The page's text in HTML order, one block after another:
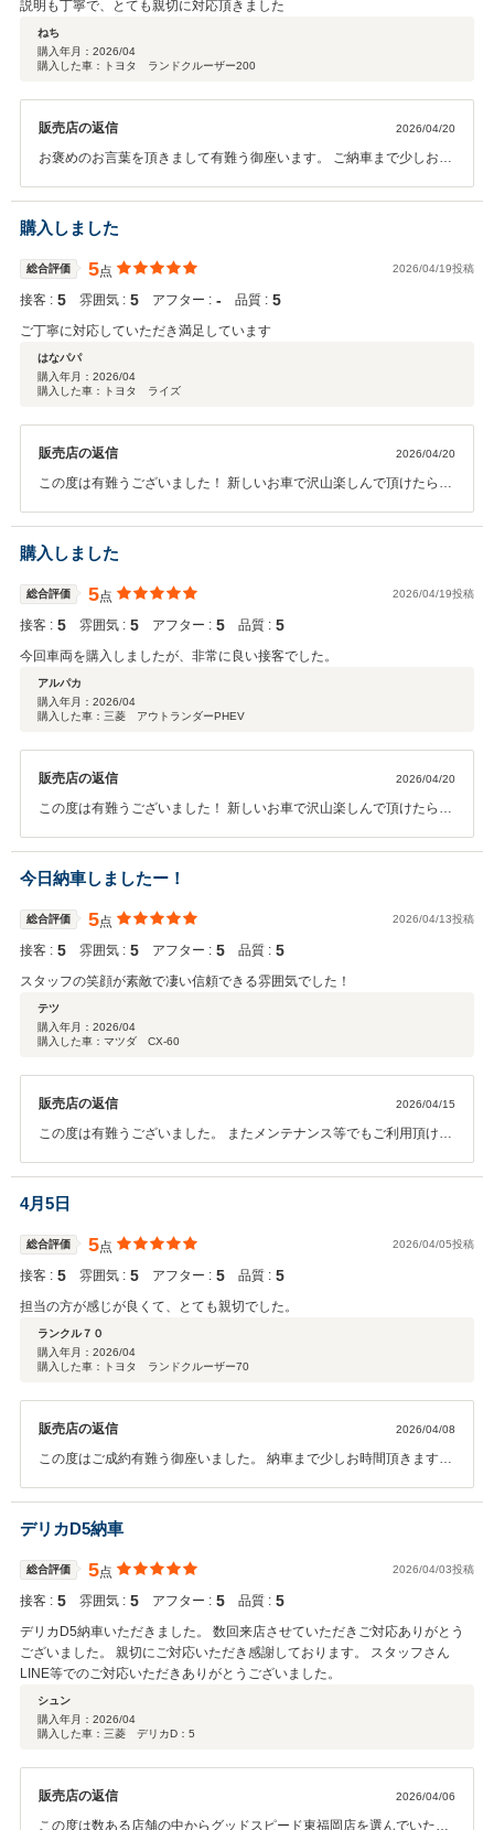
説明も丁寧で、とても親切に対応頂きました
ねち
購入年月： 2026/04
購入した車：トヨタ ランドクルーザー200
販売店の返信 2026/04/20
お褒めのお言葉を頂きまして有難う御座います。 ご納車まで少しお時
購入しました
総合評価 5点 2026/04/19投稿
接客 : 5 雰囲気 : 5 アフター : ‐ 品質 : 5
ご丁寧に対応していただき満足しています
はなパパ
購入年月： 2026/04
購入した車：トヨタ ライズ
販売店の返信 2026/04/20
この度は有難うございました！ 新しいお車で沢山楽しんで頂けたらと
購入しました
総合評価 5点 2026/04/19投稿
接客 : 5 雰囲気 : 5 アフター : 5 品質 : 5
今回車両を購入しましたが、非常に良い接客でした。
アルパカ
購入年月： 2026/04
購入した車：三菱 アウトランダーPHEV
販売店の返信 2026/04/20
この度は有難うございました！ 新しいお車で沢山楽しんで頂けたらと
今日納車しましたー！
総合評価 5点 2026/04/13投稿
接客 : 5 雰囲気 : 5 アフター : 5 品質 : 5
スタッフの笑顔が素敵で凄い信頼できる雰囲気でした！
テツ
購入年月： 2026/04
購入した車：マツダ CX-60
販売店の返信 2026/04/15
この度は有難うございました。 またメンテナンス等でもご利用頂けた
4月5日
総合評価 5点 2026/04/05投稿
接客 : 5 雰囲気 : 5 アフター : 5 品質 : 5
担当の方が感じが良くて、とても親切でした。
ランクル７０
購入年月： 2026/04
購入した車：トヨタ ランドクルーザー70
販売店の返信 2026/04/08
この度はご成約有難う御座いました。 納車まで少しお時間頂きますが
デリカD5納車
総合評価 5点 2026/04/03投稿
接客 : 5 雰囲気 : 5 アフター : 5 品質 : 5
デリカD5納車いただきました。 数回来店させていただきご対応ありがとう
ございました。 親切にご対応いただき感謝しております。 スタッフさん
LINE等でのご対応いただきありがとうございました。
シュン
購入年月： 2026/04
購入した車：三菱 デリカD：5
販売店の返信 2026/04/06
この度は数ある店舗の中からグッドスピード東福岡店を選んでいただ